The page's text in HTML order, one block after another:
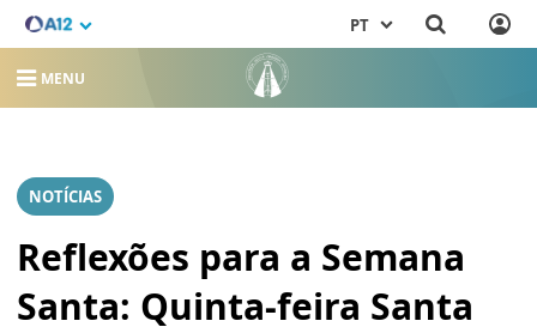
PT
MENU
NOTÍCIAS
Reflexões para a Semana
Santa: Quinta-feira Santa